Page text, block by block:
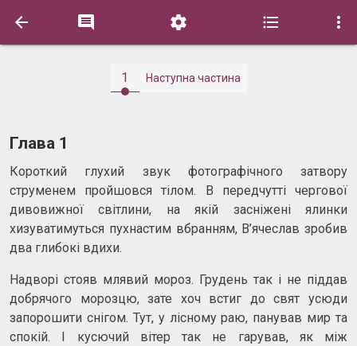
    
1 Наступна частина
Глава 1
Короткий глухий звук фотографічного затвору
струменем пройшовся тілом. В передчутті чергової
дивовижної світлини, на якій засніжені ялинки
хизуватимуться пухнастим вбранням, В’ячеслав зробив
два глибокі вдихи.
Надворі стояв млявий мороз. Грудень так і не піддав
добрячого морозцю, зате хоч встиг до свят усюди
запорошити снігом. Тут, у лісному раю, панував мир та
спокій. І кусючий вітер так не гарував, як між